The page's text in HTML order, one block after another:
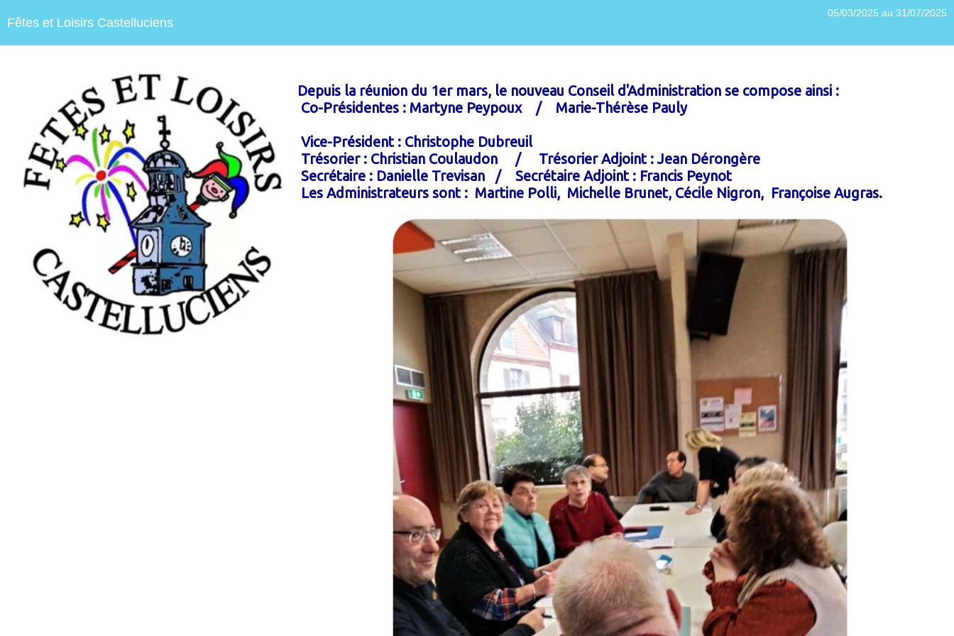
Fêtes et Loisirs Castelluciens
05/03/2025 au 31/07/2025
Depuis la réunion du 1er mars, le nouveau Conseil d'Administration se compose ainsi :
Co-Présidentes : Martyne Peypoux / Marie-Thérèse Pauly
Vice-Président : Christophe Dubreuil
Trésorier : Christian Coulaudon / Trésorier Adjoint : Jean Dérongère
Secrétaire : Danielle Trevisan / Secrétaire Adjoint : Francis Peynot
Les Administrateurs sont : Martine Polli, Michelle Brunet, Cécile Nigron, Françoise Augras.